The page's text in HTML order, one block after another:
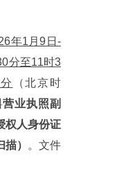
年1月9日-
分至11时3
（北京时
营业执照副
权人身份证
）
。文件